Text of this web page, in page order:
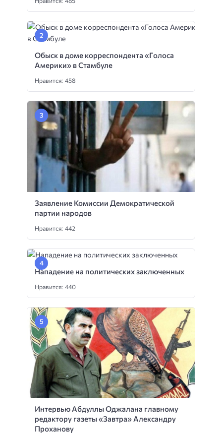
Обыск в доме корреспондента «Голоса
Америки» в Стамбуле
Нравится: 458
Заявление Комиссии Демократической
партии народов
Нравится: 442
Нападение на политических заключенных
Нравится: 440
Интервью Абдуллы Оджалана главному
редактору газеты «Завтра» Александру
Проханову